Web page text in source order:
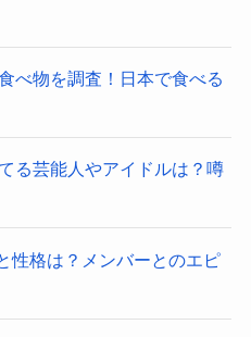
べ物を調査！日本で食べる
る芸能人やアイドルは？噂
性格は？メンバーとのエピ